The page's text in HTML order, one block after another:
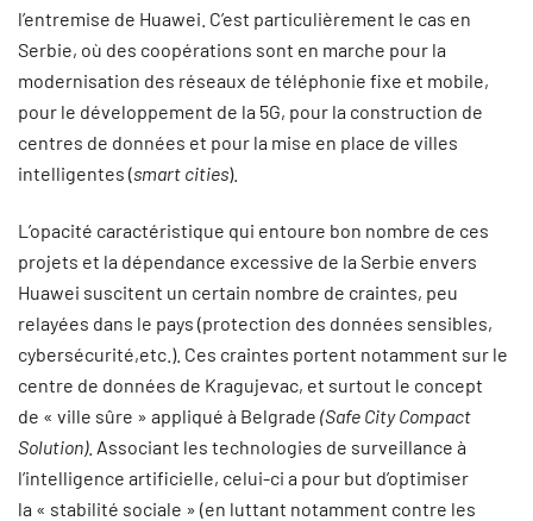
l’entremise de Huawei. C’est particulièrement le cas en
Serbie, où des coopérations sont en marche pour la
modernisation des réseaux de téléphonie fixe et mobile,
pour le développement de la 5G, pour la construction de
centres de données et pour la mise en place de villes
intelligentes (smart cities).
L’opacité caractéristique qui entoure bon nombre de ces
projets et la dépendance excessive de la Serbie envers
Huawei suscitent un certain nombre de craintes, peu
relayées dans le pays (protection des données sensibles,
cybersécurité,etc.). Ces craintes portent notamment sur le
centre de données de Kragujevac, et surtout le concept
de « ville sûre » appliqué à Belgrade (Safe City Compact
Solution). Associant les technologies de surveillance à
l’intelligence artificielle, celui-ci a pour but d’optimiser
la « stabilité sociale » (en luttant notamment contre les